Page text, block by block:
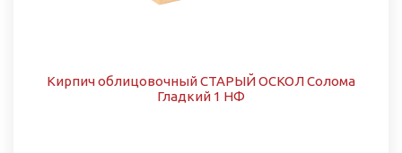
Кирпич облицовочный СТАРЫЙ ОСКОЛ Солома
Гладкий 1 НФ